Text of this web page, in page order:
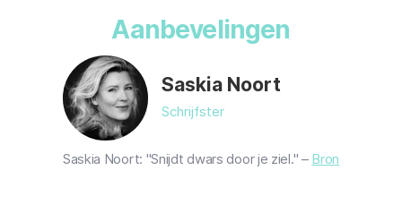
Aanbevelingen
Saskia Noort
Schrijfster
Saskia Noort: "Snijdt dwars door je ziel." – Bron